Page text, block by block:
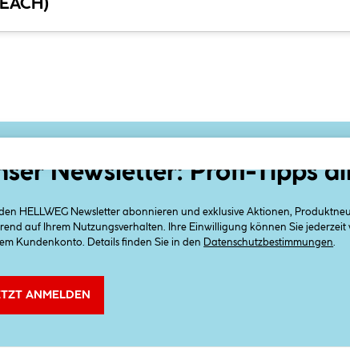
Newsletter: Profi-Tipps
HELLWEG Newsletter abonnieren und exklusive Aktionen,
auf Ihrem Nutzungsverhalten. Ihre Einwilligung können Sie
Kundenkonto. Details finden Sie in den
Datenschutzbestimmungen
ANMELDEN